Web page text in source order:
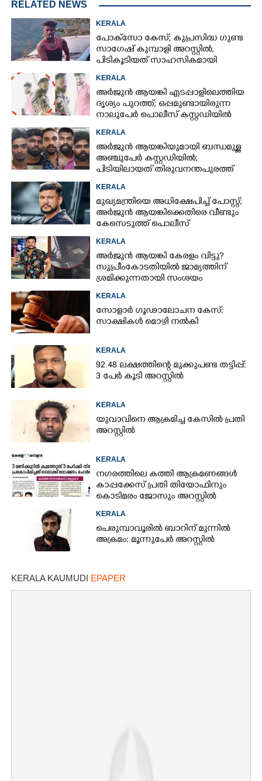
RELATED NEWS
KERALA
പോക്‌സോ കേസ്; കുപ്രസിദ്ധ ഗുണ്ട
സാഗേഷ് കുമ്പാളി അറസ്റ്റിൽ,
പിടികൂടിയത് സാഹസികമായി
KERALA
അർജുൻ ആയങ്കി എടപ്പാളിലെത്തിയ
ദൃശ്യം പുറത്ത്; ഒപ്പമുണ്ടായിരുന്ന
നാലുപേർ പൊലീസ് കസ്റ്റഡിയിൽ
KERALA
അർജുൻ ആയങ്കിയുമായി ബന്ധമുള്ള
അഞ്ചുപേർ കസ്റ്റഡിയിൽ;
പിടിയിലായത് തിരുവനന്തപുരത്ത്
KERALA
മുഖ്യമന്ത്രിയെ അധിക്ഷേപിച്ച് പോസ്റ്റ്;
അർജുൻ ആയങ്കിക്കെതിരെ വീണ്ടും
കേസെടുത്ത് പൊലീസ്
KERALA
അർജുൻ ആയങ്കി കേരളം വിട്ടു?
സുപ്രീംകോടതിയിൽ ജാമ്യത്തിന്
ശ്രമിക്കുന്നതായി സംശയം
KERALA
സോളാർ ഗൂഢാലോചന കേസ്:
സാക്ഷികൾ മൊഴി നൽകി
KERALA
92.48 ലക്ഷത്തിന്റെ മുക്കുപണ്ട തട്ടിപ്പ്:
3 പേർ കൂടി അറസ്റ്റിൽ
KERALA
യുവാവിനെ ആക്രമിച്ച കേസിൽ പ്രതി
അറസ്റ്റിൽ
KERALA
നഗരത്തിലെ കത്തി ആക്രമണങ്ങൾ
കാപ്പക്കേസ് പ്രതി തിയോഫിനും
കൊടിമരം ജോസും അറസ്റ്റിൽ
KERALA
പെരുമ്പാവൂരിൽ ബാറിന് മുന്നിൽ
അക്രമം: മൂന്നുപേർ അറസ്റ്റിൽ
KERALA KAUMUDI EPAPER